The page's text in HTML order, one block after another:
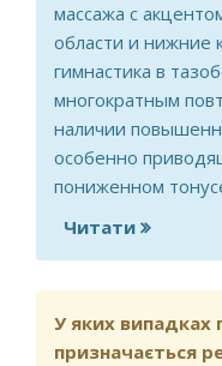
массажа с
области и нижние
гимнастика в
многократным
наличии
особенно
пониженном
Читати про
У яких випадках
призначається